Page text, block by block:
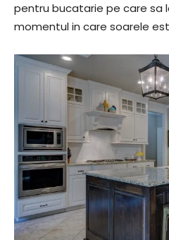
pentru bucatarie pe care sa
momentul in care soarele